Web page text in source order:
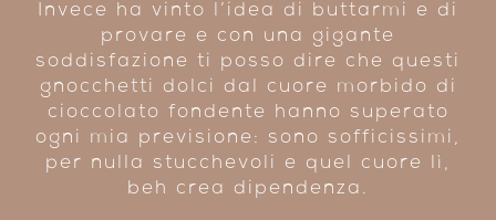
Invece ha vinto l’idea di buttarmi e di
provare e con una gigante
soddisfazione ti posso dire che questi
gnocchetti dolci dal cuore morbido di
cioccolato fondente hanno superato
ogni mia previsione: sono sofficissimi,
per nulla stucchevoli e quel cuore lì,
beh crea dipendenza.